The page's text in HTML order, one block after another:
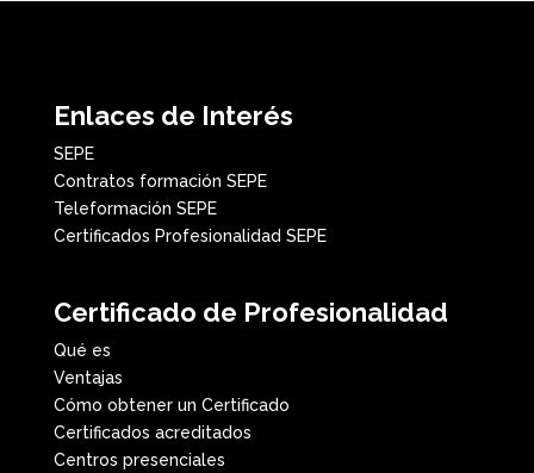
Enlaces de Interés
SEPE
Contratos formación SEPE
Teleformación SEPE
Certificados Profesionalidad SEPE
Certificado de Profesionalidad
Qué es
Ventajas
Cómo obtener un Certificado
Certificados acreditados
Centros presenciales